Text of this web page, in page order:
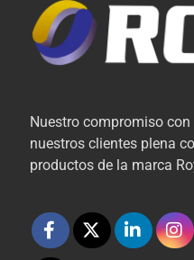
Nuestro compromiso con
nuestros clientes plena
productos de la marca